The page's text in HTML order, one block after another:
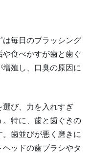
毎日のブラッシング
食べかすが歯と歯ぐ
殖し、口臭の原因に
選び、力を入れすぎ
特に、歯と歯ぐきの
歯並びが悪く磨きに
ッドの歯ブラシやタ